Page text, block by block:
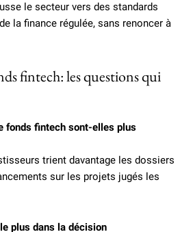
le secteur vers des standards
la finance régulée, sans renoncer à
fintech: les questions qui
fonds fintech sont-elles plus
trient davantage les dossiers
sur les projets jugés les
plus dans la décision